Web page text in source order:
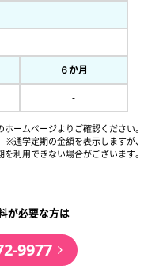
６か月
-
ームページよりご確認ください。
※通学定期の金額を表示しますが、
利用できない場合がございます。
が必要な方は
9977